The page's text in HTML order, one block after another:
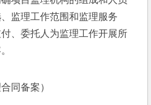
监理工作范围和监理服务
、委托人为监理工作开展所
同备案）